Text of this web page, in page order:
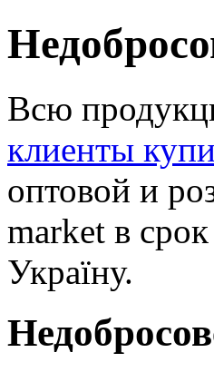
Всю
клиенты
оптовой и
market в
Україну.